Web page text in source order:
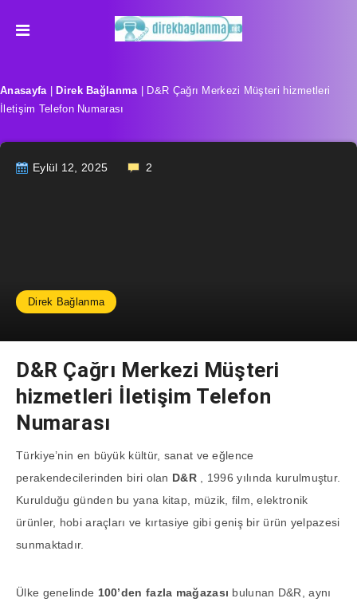
Anasayfa| Direk Bağlanma|
D&R Çağrı Merkezi Müşteri hizmetleri
İletişim Telefon Numarası
Eylül 12, 2025 2
Direk Bağlanma
D&R Çağrı Merkezi Müşteri
hizmetleri İletişim Telefon
Numarası
Türkiye’nin en büyük kültür, sanat ve eğlence
perakendecilerinden biri olan D&R
, 1996 yılında kurulmuştur.
Kurulduğu günden bu yana kitap, müzik, film, elektronik
ürünler, hobi araçları ve kırtasiye gibi geniş bir ürün yelpazesi
sunmaktadır.
Ülke genelinde 100’den fazla mağazası bulunan D&R, aynı